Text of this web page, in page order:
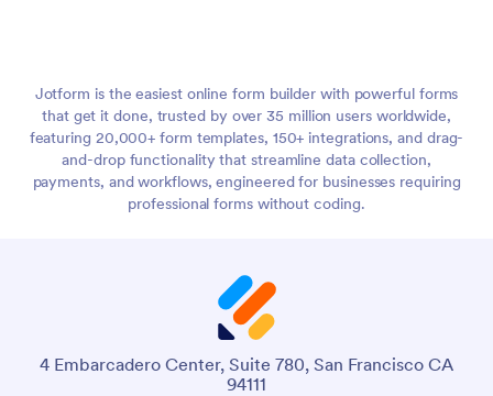
Jotform is the easiest online form builder with powerful forms
that get it done, trusted by over 35 million users worldwide,
featuring 20,000+ form templates, 150+ integrations, and drag-
and-drop functionality that streamline data collection,
payments, and workflows, engineered for businesses requiring
professional forms without coding.
4 Embarcadero Center, Suite 780, San Francisco CA
94111